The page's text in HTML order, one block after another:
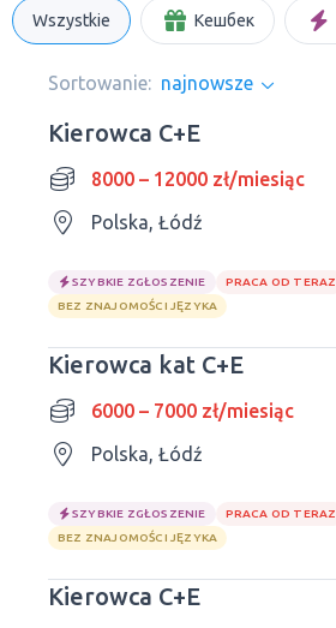
Wszystkie Кешбек
Sortowanie: najnowsze
Kierowca C+E
8000 – 12000 zł/miesiąc
Polska, Łódź
SZYBKIE ZGŁOSZENIE
PRACA OD TERAZ
BEZ ZNAJOMOŚCI JĘZYKA
Kierowca kat C+E
6000 – 7000 zł/miesiąc
Polska, Łódź
SZYBKIE ZGŁOSZENIE
PRACA OD TERAZ
BEZ ZNAJOMOŚCI JĘZYKA
Kierowca C+E